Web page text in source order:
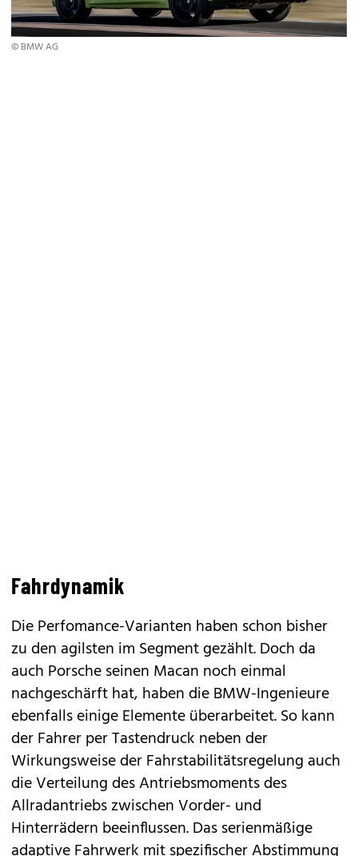
© BMW AG
Fahrdynamik
Die Perfomance-Varianten haben schon bisher
zu den agilsten im Segment gezählt. Doch da
auch Porsche seinen Macan noch einmal
nachgeschärft hat, haben die BMW-Ingenieure
ebenfalls einige Elemente überarbeitet. So kann
der Fahrer per Tastendruck neben der
Wirkungsweise der Fahrstabilitätsregelung auch
die Verteilung des Antriebsmoments des
Allradantriebs zwischen Vorder- und
Hinterrädern beeinflussen. Das serienmäßige